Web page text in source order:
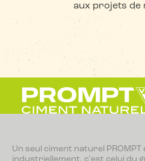
aux projets de
Un seul ciment naturel